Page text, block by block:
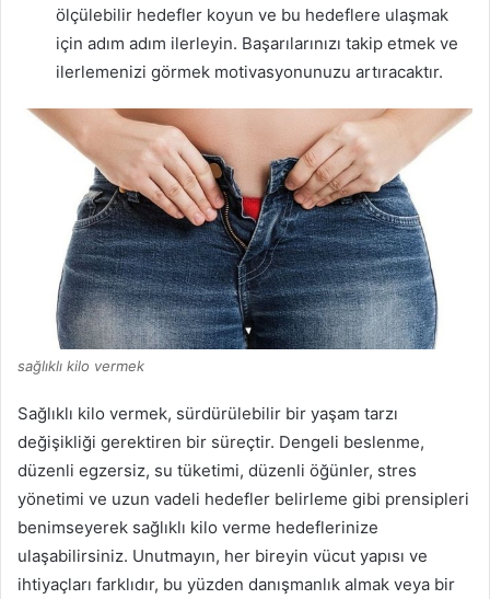
ölçülebilir hedefler koyun ve bu hedeflere ulaşmak
için adım adım ilerleyin. Başarılarınızı takip etmek ve
ilerlemenizi görmek motivasyonunuzu artıracaktır.
sağlıklı kilo vermek
Sağlıklı kilo vermek, sürdürülebilir bir yaşam tarzı
değişikliği gerektiren bir süreçtir. Dengeli beslenme,
düzenli egzersiz, su tüketimi, düzenli öğünler, stres
yönetimi ve uzun vadeli hedefler belirleme gibi prensipleri
benimseyerek sağlıklı kilo verme hedeflerinize
ulaşabilirsiniz. Unutmayın, her bireyin vücut yapısı ve
ihtiyaçları farklıdır, bu yüzden danışmanlık almak veya bir